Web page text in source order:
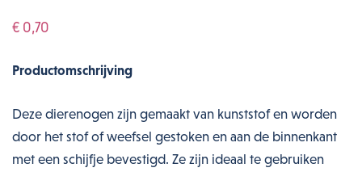
€ 0,70
Productomschrijving
Deze dierenogen zijn gemaakt van kunststof en worden
door het stof of weefsel gestoken en aan de binnenkant
met een schijfje bevestigd. Ze zijn ideaal te gebruiken